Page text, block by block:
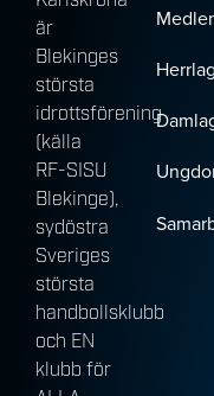
är
Blekinges
största
idrottsförening
(källa
RF-SISU
Blekinge),
sydöstra
Sveriges
största
handbollsklubb
och EN
klubb för